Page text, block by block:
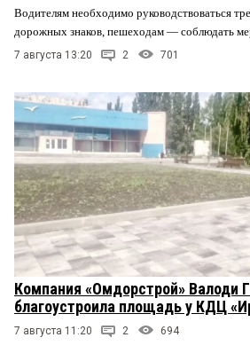
Водителям необходимо руководствоваться
дорожных знаков, пешеходам — соблюдать
7 августа 13:20 2 701
Компания «Омдорстрой» Валоди
благоустроила площадь у КДЦ
7 августа 11:20 2 694